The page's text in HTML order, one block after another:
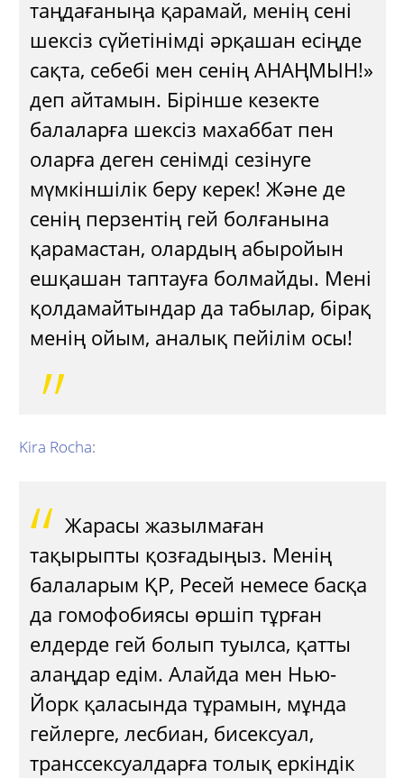
таңдағаныңа қарамай, менің сені
шексіз сүйетінімді әрқашан есіңде
сақта, себебі мен сенің АНАҢМЫН!»
деп айтамын. Бірінше кезекте
балаларға шексіз махаббат пен
оларға деген сенімді сезінуге
мүмкіншілік беру керек! Және де
сенің перзентің гей болғанына
қарамастан, олардың абыройын
ешқашан таптауға болмайды. Мені
қолдамайтындар да табылар, бірақ
менің ойым, аналық пейілім осы!
Kira Rocha:
Жарасы жазылмаған
тақырыпты қозғадыңыз. Менің
балаларым ҚР, Ресей немесе басқа
да гомофобиясы өршіп тұрған
елдерде гей болып туылса, қатты
алаңдар едім. Алайда мен Нью-
Йорк қаласында тұрамын, мұнда
гейлерге, лесбиан, бисексуал,
транссексуалдарға толық еркіндік